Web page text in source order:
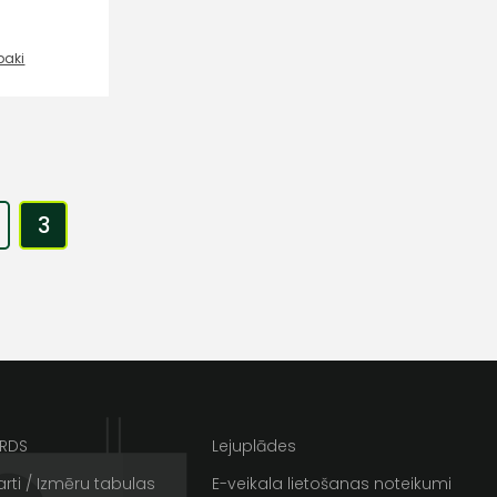
3
/ Izmēru tabulas
Lejuplādes
E-veikala lietošanas noteikumi
un īpašos piedāvājumus e-